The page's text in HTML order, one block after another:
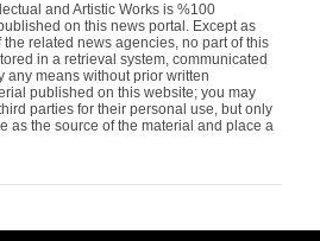
and Artistic Works is %100
on this news portal. Except as
related news agencies, no part of this
in a retrieval system, communicated
any means without prior written
published on this website; you may
parties for their personal use, but only
as the source of the material and place a